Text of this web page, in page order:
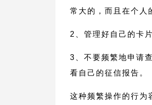
常大的，而且在个人
2、管理好自己的卡
3、不要频繁地申请
看自己的征信报告。
这种频繁操作的行为